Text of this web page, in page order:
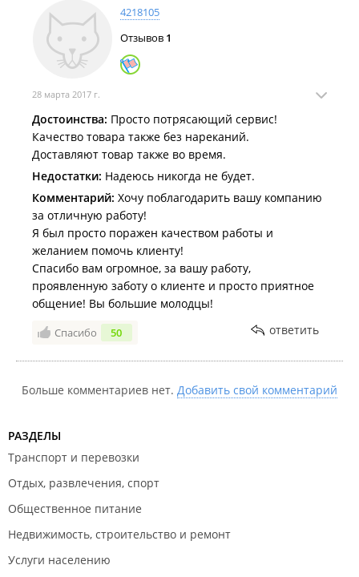
(запрессован в кожице мандарина), Пуэр Гнездо 9 лет
(по 250г), Пуэр Квадратик 6 лет (прессованый в виде
квадратика), Пуэр Мендаль 10 лет (пресован в виде
монетки), Пуэр Ченьнянь 10 лет, Пуэр Юнань 3 года.
Кофе:
Экстра, Бариста, Гурме (арабика), Верона (темная
обжарка), Милд 20% Robusta, Классик 30%
Robusta, Арома 40% Robusta, Коста-Рика Терразу и т. д.
4218105
Отзывов 1
28 марта 2017 г.
Достоинства: Просто потрясающий сервис!
Качество товара также без нареканий.
Доставляют товар также во время.
Недостатки: Надеюсь никогда не будет.
Комментарий: Хочу поблагодарить вашу компанию
за отличную работу!
Я был просто поражен качеством работы и
желанием помочь клиенту!
Спасибо вам огромное, за вашу работу,
проявленную заботу о клиенте и просто приятное
общение! Вы большие молодцы!
Спасибо 50 ответить
Больше комментариев нет. Добавить свой комментарий
РАЗДЕЛЫ
Транспорт и перевозки
Отдых, развлечения, спорт
Общественное питание
Недвижимость, строительство и ремонт
Услуги населению